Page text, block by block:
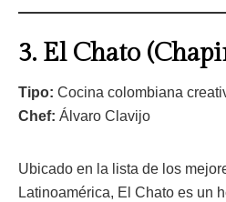
3. El Chato
Tipo: Cocina colombiana
Chef: Álvaro Clavijo
Ubicado en la lista de los
Latinoamérica, El Chato es un